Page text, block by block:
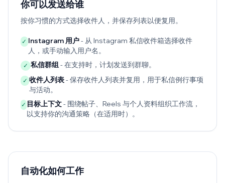
你可以发送给谁
按你习惯的方式选择收件人，并保存列表以便复用。
✓ Instagram 用户- 从 Instagram 私信收件箱选择收件
人，或手动输入用户名。
✓ 私信群组- 在支持时，计划发送到群聊。
✓ 收件人列表- 保存收件人列表并复用，用于私信例行事项
与活动。
✓ 目标上下文- 围绕帖子、Reels 与个人资料组织工作流，
以支持你的沟通策略（在适用时）。
自动化如何工作